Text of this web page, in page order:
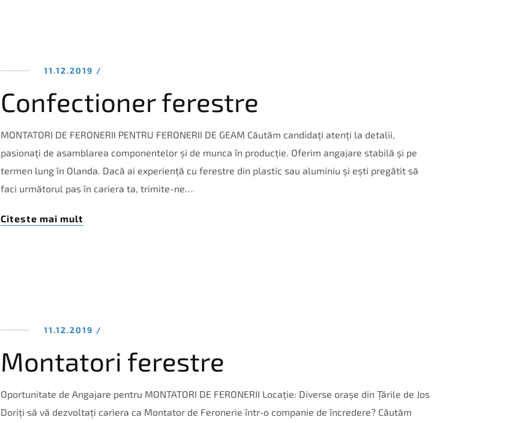
11.12.2019 /
Confectioner ferestre
MONTATORI DE FERONERII PENTRU FERONERII DE GEAM Căutăm candidați atenți la detalii,
pasionați de asamblarea componentelor și de munca în producție. Oferim angajare stabilă și pe
termen lung în Olanda. Dacă ai experiență cu ferestre din plastic sau aluminiu și ești pregătit să
faci următorul pas în cariera ta, trimite-ne…
Citeste mai mult
11.12.2019 /
Montatori ferestre
Oportunitate de Angajare pentru MONTATORI DE FERONERII Locație: Diverse orașe din Țările de Jos
Doriți să vă dezvoltați cariera ca Montator de Feronerie într-o companie de încredere? Căutăm